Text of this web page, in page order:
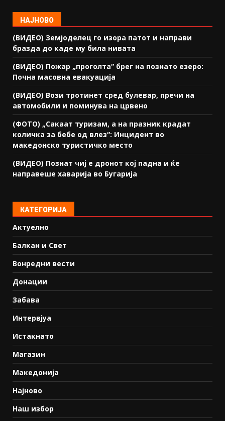
НАЈНОВО
(ВИДЕО) Земјоделец го изора патот и направи
бразда до каде му била нивата
(ВИДЕО) Пожар „проголта“ брег на познато езеро:
Почна масовна евакуација
(ВИДЕО) Вози тротинет сред булевар, пречи на
автомобили и поминува на црвено
(ФОТО) „Сакаат туризам, а на празник крадат
количка за бебе од влез“: Инцидент во
македонско туристичко место
(ВИДЕО) Познат чиј е дронот кој падна и ќе
направеше хаварија во Бугарија
КАТЕГОРИЈА
Актуелно
Балкан и Свет
Вонредни вести
Донации
Забава
Интервјуа
Истакнато
Магазин
Македонија
Најново
Наш избор